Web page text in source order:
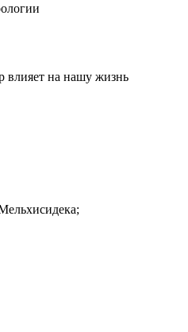
влияет на нашу жизнь